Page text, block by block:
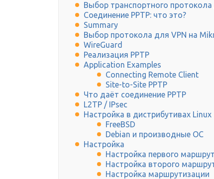
Выбор транспортного протокола
Соединение PPTP: что это?
Summary
Выбор протокола для VPN на
WireGuard
Реализация PPTP
Application Examples
Connecting Remote Client
Site-to-Site PPTP
Что даёт соединение PPTP
L2TP / IPsec
Настройка в дистрибутивах Linux
FreeBSD
Debian и производные ОС
Настройка
Настройка первого
Настройка второго
Настройка маршрутизации